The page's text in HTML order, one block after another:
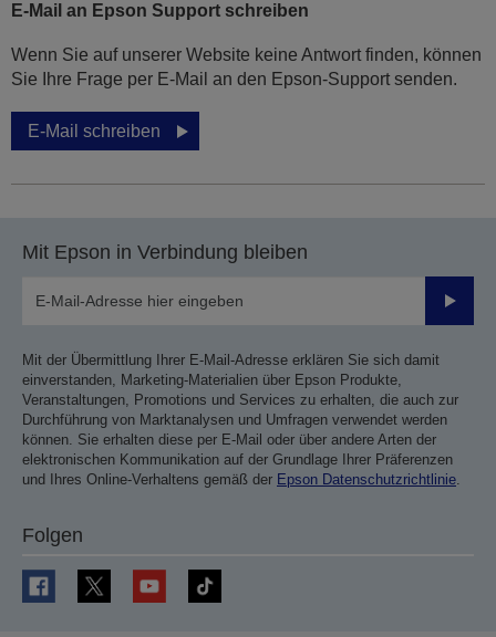
E-Mail an Epson Support schreiben
Wenn Sie auf unserer Website keine Antwort finden, können
Sie Ihre Frage per E-Mail an den Epson-Support senden.
E-Mail schreiben
Mit Epson in Verbindung bleiben
Mit der Übermittlung Ihrer E-Mail-Adresse erklären Sie sich damit
einverstanden, Marketing-Materialien über Epson Produkte,
Veranstaltungen, Promotions und Services zu erhalten, die auch zur
Durchführung von Marktanalysen und Umfragen verwendet werden
können. Sie erhalten diese per E-Mail oder über andere Arten der
elektronischen Kommunikation auf der Grundlage Ihrer Präferenzen
und Ihres Online-Verhaltens gemäß der Epson Datenschutzrichtlinie.
Folgen